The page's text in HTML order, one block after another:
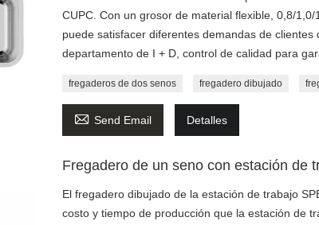
CUPC. Con un grosor de material flexible, 0,8/
puede satisfacer diferentes demandas de
departamento de I + D, control de calidad para
fregaderos de dos senos fregadero dibujado
 Send Email Detalles
Fregadero de un seno con estación de
El fregadero dibujado de la estación de trabajo
costo y tiempo de producción que la estación de